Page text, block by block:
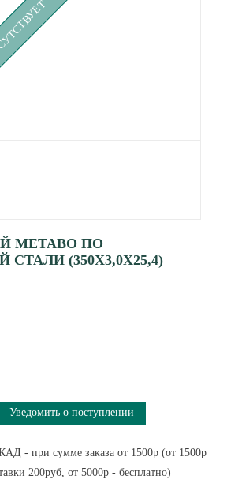
METABO ПО
(350X3,0X25,4)
Уведомить о поступлении
- при сумме заказа от 1500р (от 1500р
200руб, от 5000р - бесплатно)